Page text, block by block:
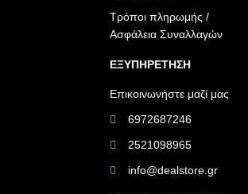
Τρόποι πληρωμής /
Ασφάλεια Συναλλαγών
ΕΞΥΠΗΡΕΤΗΣΗ
Επικοινωνήστε μαζί μας
6972687246
2521098965
info@dealstore.gr